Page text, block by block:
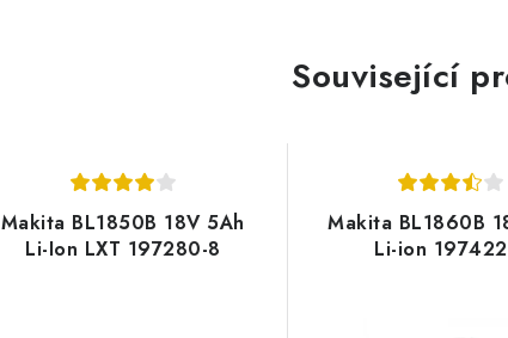
Související
Makita BL1850B 18V 5Ah
Li-Ion LXT 197280-8
Makita BL1860B
Li-ion